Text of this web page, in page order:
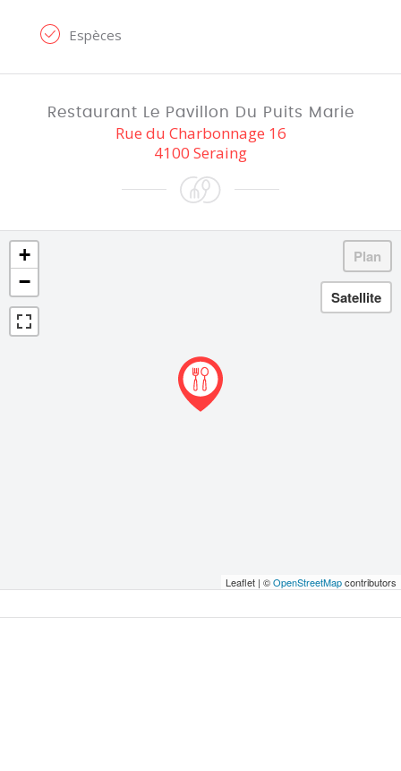
Espèces
Restaurant Le Pavillon Du Puits Marie
Rue du Charbonnage 16
4100 Seraing
+
−
Leaflet | ©OpenStreetMapcontributors